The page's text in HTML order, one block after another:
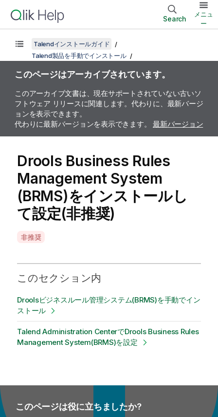
Search
メニュ
ー
Talendインストールガイド
Talend製品を手動でインストール
このページはアーカイブされています。
このアーカイブ文書は、現在サポートされていない古いソ
フトウェア リリースに関連します。代わりに、最新バージ
ョンを表示できます。
代わりに最新バージョンを表示できます。 最新バージョン
Drools Business Rules
Management System
(BRMS)をインストールし
て設定(非推奨)
A
l
b
i
l
t
o
e
非推奨
このセクション内
Droolsビジネスルール管理システム(BRMS)を手動でイン
ストール
Talend Administration CenterでDrools Business Rules
Management System(BRMS)を設定
このページは役に立ちましたか?